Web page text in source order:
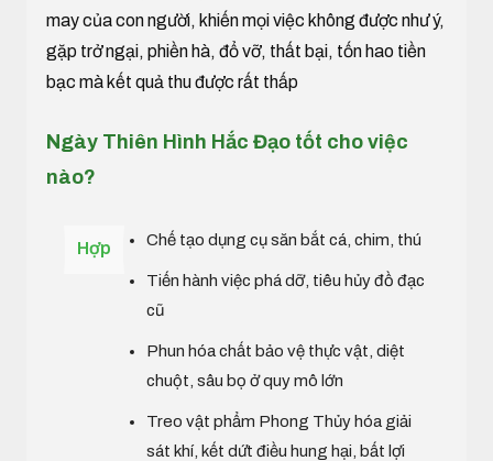
may của con người, khiến mọi việc không được như ý,
gặp trở ngại, phiền hà, đổ vỡ, thất bại, tốn hao tiền
bạc mà kết quả thu được rất thấp
Ngày Thiên Hình Hắc Đạo tốt cho việc
nào?
Hợp Chế tạo dụng cụ săn bắt cá, chim, thú
Tiến hành việc phá dỡ, tiêu hủy đồ đạc
cũ
Phun hóa chất bảo vệ thực vật, diệt
chuột, sâu bọ ở quy mô lớn
Treo vật phẩm Phong Thủy hóa giải
sát khí, kết dứt điều hung hại, bất lợi